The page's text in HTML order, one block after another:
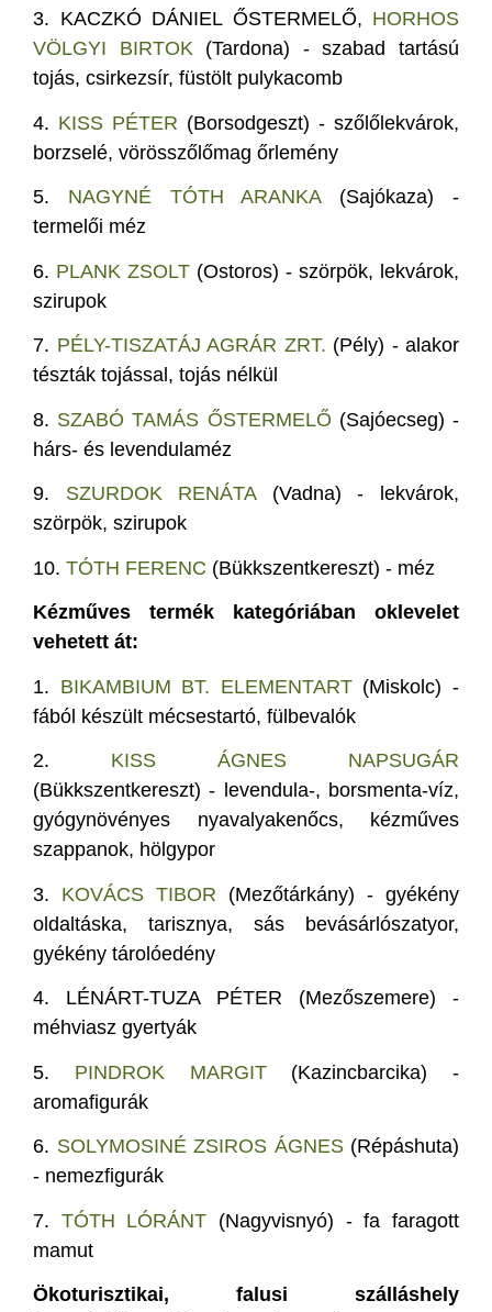
3. KACZKÓ DÁNIEL ŐSTERMELŐ, HORHOS
VÖLGYI BIRTOK(Tardona) - szabad tartású
tojás, csirkezsír, füstölt pulykacomb
4. KISS PÉTER (Borsodgeszt) - szőlőlekvárok,
borzselé, vörösszőlőmag őrlemény
5. NAGYNÉ TÓTH ARANKA(Sajókaza) -
termelői méz
6. PLANK ZSOLT (Ostoros) - szörpök, lekvárok,
szirupok
7. PÉLY-TISZATÁJ AGRÁR ZRT. (Pély) - alakor
tészták tojással, tojás nélkül
8. SZABÓ TAMÁS ŐSTERMELŐ (Sajóecseg) -
hárs- és levendulaméz
9. SZURDOK RENÁTA(Vadna) - lekvárok,
szörpök, szirupok
10. TÓTH FERENC (Bükkszentkereszt) - méz
Kézműves termék kategóriában oklevelet
vehetett át:
1. BIKAMBIUM BT. ELEMENTART(Miskolc) -
fából készült mécsestartó, fülbevalók
2. KISS ÁGNES NAPSUGÁR
(Bükkszentkereszt) - levendula-, borsmenta-víz,
gyógynövényes nyavalyakenőcs, kézműves
szappanok, hölgypor
3. KOVÁCS TIBOR (Mezőtárkány) - gyékény
oldaltáska, tarisznya, sás bevásárlószatyor,
gyékény tárolóedény
4. LÉNÁRT-TUZA PÉTER (Mezőszemere) -
méhviasz gyertyák
5. PINDROK MARGIT(Kazincbarcika) -
aromafigurák
6. SOLYMOSINÉ ZSIROS ÁGNES(Répáshuta)
- nemezfigurák
7. TÓTH LÓRÁNT (Nagyvisnyó) - fa faragott
mamut
Ökoturisztikai, falusi szálláshely